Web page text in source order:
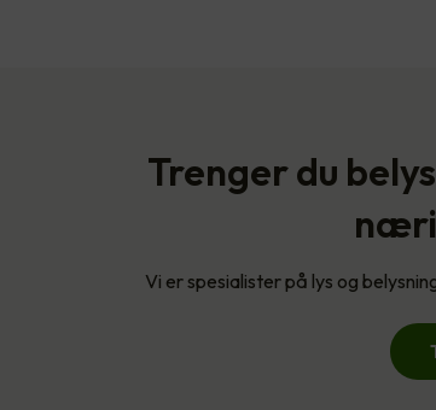
Trenger du
Vi er spesialister på lys og